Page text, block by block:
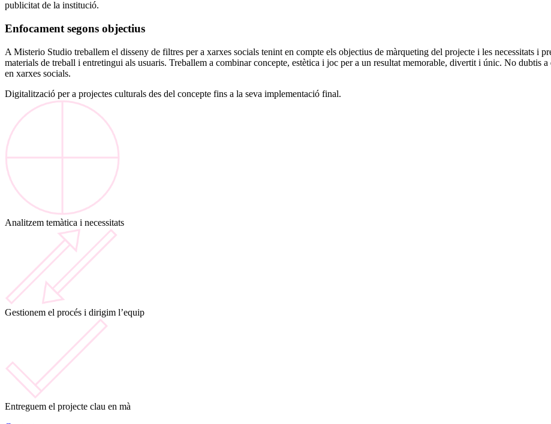
publicitat de la institució.
Enfocament segons objectius
A Misterio Studio treballem el disseny de filtres per a xarxes socials tenint en compte els objectius de màrqueting del projecte i les necessitats i
materials de treball i entretingui als usuaris. Treballem a combinar concepte, estètica i joc per a un resultat memorable, divertit i únic. No dubtis
en xarxes socials.
Digitalització per a projectes culturals des del concepte fins a la seva implementació final.
Analitzem temàtica i necessitats
Gestionem el procés i dirigim l’equip
Entreguem el projecte clau en mà